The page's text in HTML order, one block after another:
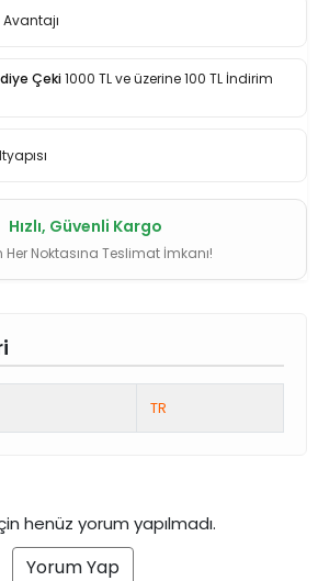
Avantajı
Çeki1000 TL ve üzerine 100 TL İndirim
Hızlı, Güvenli Kargo
Her Noktasına Teslimat İmkanı!
TR
henüz yorum yapılmadı.
Yorum Yap